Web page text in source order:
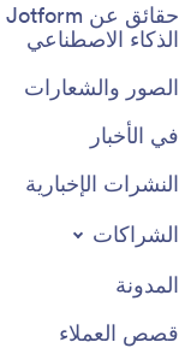
الذكاء الاصطناعي
الصور والشعارات
في الأخبار
النشرات الإخبارية
الشراكات
المدونة
قصص العملاء